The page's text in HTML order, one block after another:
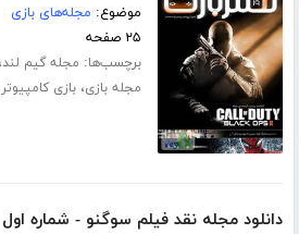
موضوع: مجله‌های بازی
۲۵ صفحه
برچسب‌ها: مجله گیم لند،
مجله بازی،بازی کامپیوتر
دانلود مجله نقد فیلم سوگنو - شماره اول